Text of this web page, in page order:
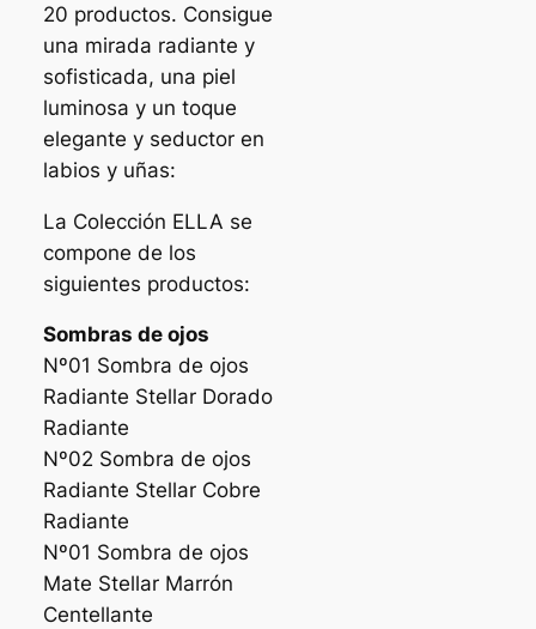
20 productos. Consigue
una mirada radiante y
sofisticada, una piel
luminosa y un toque
elegante y seductor en
labios y uñas:
La Colección ELLA se
compone de los
siguientes productos:
Sombras de ojos
Nº01 Sombra de ojos
Radiante Stellar Dorado
Radiante
Nº02 Sombra de ojos
Radiante Stellar Cobre
Radiante
Nº01 Sombra de ojos
Mate Stellar Marrón
Centellante